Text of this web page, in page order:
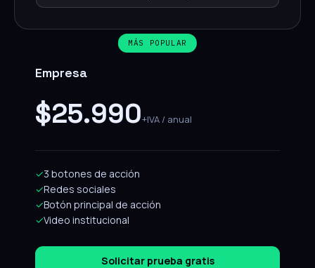
MÁS POPULAR
Empresa
$25.990+IVA / anual
✓3 botones de acción
✓Redes sociales
✓Botón principal de acción
✓Video institucional
Solicitar prueba gratis